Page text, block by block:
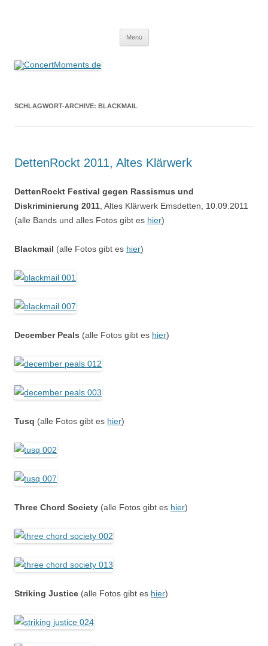
Menü
SCHLAGWORT-ARCHIVE: BLACKMAIL
DettenRockt 2011, Altes Klärwerk
DettenRockt Festival gegen Rassismus und
Diskriminierung 2011 , Altes Klärwerk Emsdetten, 10.09.2011
(alle Bands und alles Fotos gibt es hier)
Blackmail (alle Fotos gibt es hier)
December Peals (alle Fotos gibt es hier)
Tusq (alle Fotos gibt es hier)
Three Chord Society (alle Fotos gibt es hier)
Striking Justice (alle Fotos gibt es hier)